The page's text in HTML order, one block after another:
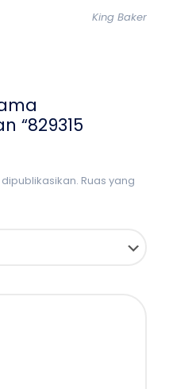
King Baker
“829315
Ruas yang